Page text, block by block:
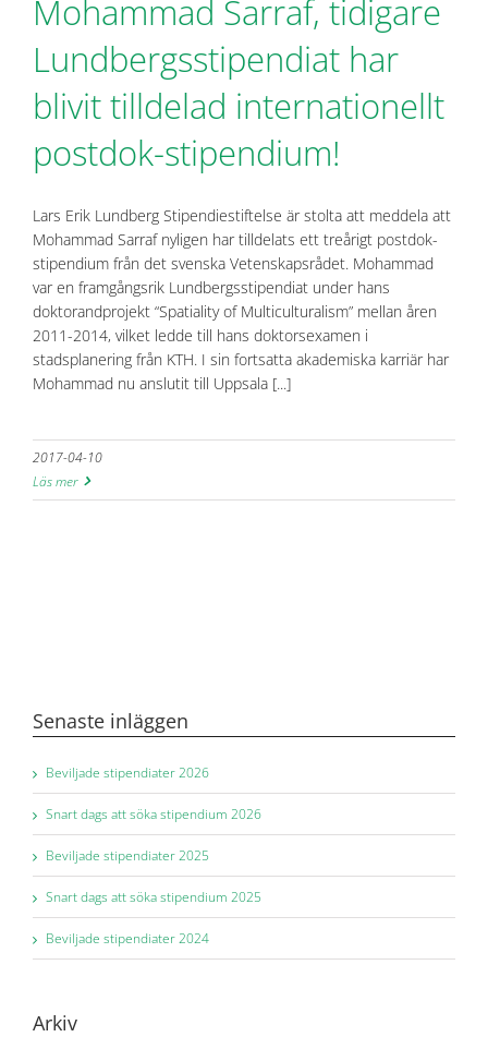
Mohammad Sarraf, tidigare
Lundbergsstipendiat har
blivit tilldelad internationellt
postdok-stipendium!
Lars Erik Lundberg Stipendiestiftelse är stolta att meddela att
Mohammad Sarraf nyligen har tilldelats ett treårigt postdok-
stipendium från det svenska Vetenskapsrådet. Mohammad
var en framgångsrik Lundbergsstipendiat under hans
doktorandprojekt “Spatiality of Multiculturalism” mellan åren
2011-2014, vilket ledde till hans doktorsexamen i
stadsplanering från KTH. I sin fortsatta akademiska karriär har
Mohammad nu anslutit till Uppsala [...]
2017-04-10
Läs mer
Senaste inläggen
Beviljade stipendiater 2026
Snart dags att söka stipendium 2026
Beviljade stipendiater 2025
Snart dags att söka stipendium 2025
Beviljade stipendiater 2024
Arkiv